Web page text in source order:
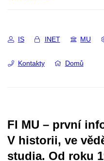
IS INET MU
Kontakty Domů
FI MU – první
V historii, ve
studia. Od roku